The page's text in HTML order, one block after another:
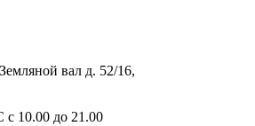
вал д. 52/16,
10.00 до 21.00